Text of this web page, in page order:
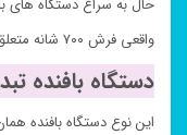
واقعی فرش ۷۰۰ شانه متعلق به کدام دستگاه است
دستگاه بافنده